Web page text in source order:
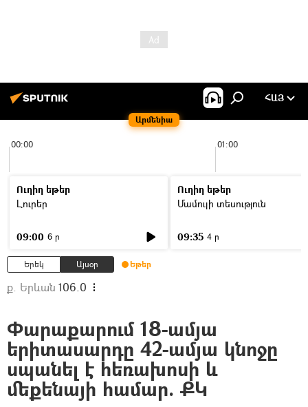
Արմենիա
ՀԱՅ
00:00 01:00
Ուղիղ եթեր
Լուրեր
09:00 6 ր
Ուղիղ եթեր
Մամուլի տեսություն
09:35 4 ր
Երեկ Այսօր Եթեր
ք. Երևան 106.0
Փարաքարում 18-ամյա
երիտասարդը 42-ամյա կնոջը
սպանել է հեռախոսի և
մեքենայի համար. ՔԿ